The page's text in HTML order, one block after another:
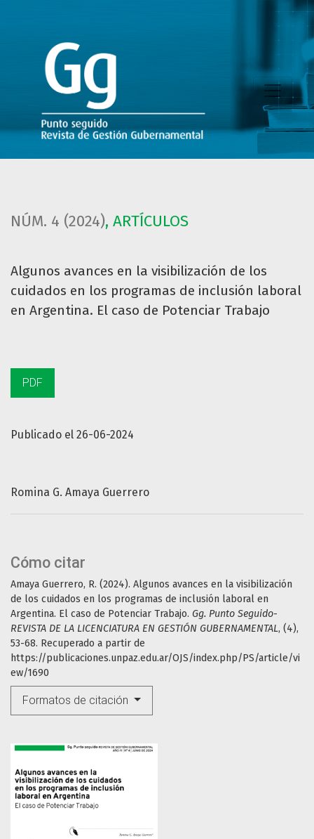
Algunos avances en la visibilización de los cuidados en
NÚM. 4 (2024), ARTÍCULOS
Algunos avances en la visibilización de los
cuidados en los programas de inclusión laboral
en Argentina. El caso de Potenciar Trabajo
Publicado el 26-06-2024
PDF
Cómo citar
Amaya Guerrero, R. (2024). Algunos avances en la visibilización
de los cuidados en los programas de inclusión laboral en
Argentina. El caso de Potenciar Trabajo. Gg. Punto Seguido-
REVISTA DE LA LICENCIATURA EN GESTIÓN GUBERNAMENTAL, (4),
53-68. Recuperado a partir de
https://publicaciones.unpaz.edu.ar/OJS/index.php/PS/article/vi
ew/1690
Formatos de citación
Romina G. Amaya Guerrero